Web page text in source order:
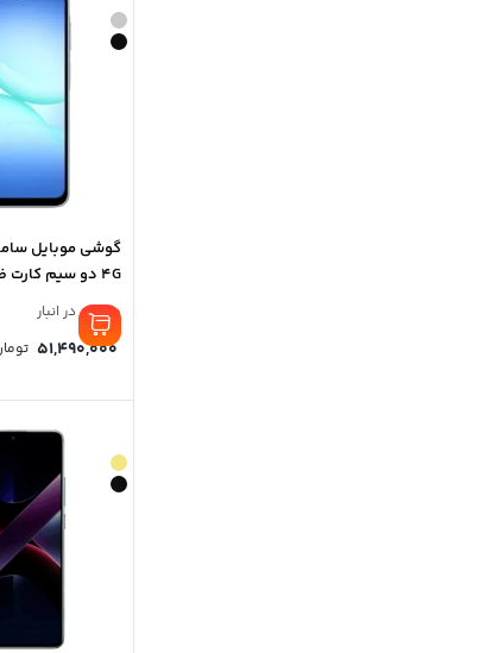
6 گیگابایت – ویتنام
موجود در انبار
51,490,000